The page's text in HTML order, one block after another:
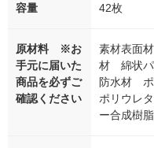
容量 42枚
原材料 ※お
手元に届いた
商品を必ずご
確認ください
素材表面
材 綿状パ
防水材
ポリウレ
ー合成樹